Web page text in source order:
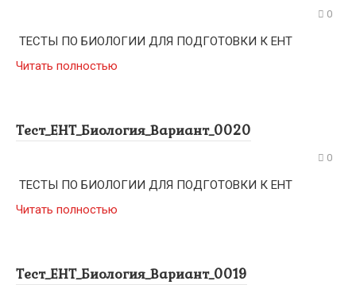
0
ТЕСТЫ ПО БИОЛОГИИ ДЛЯ ПОДГОТОВКИ К ЕНТ
Читать полностью
Тест_ЕНТ_Биология_Вариант_0020
0
ТЕСТЫ ПО БИОЛОГИИ ДЛЯ ПОДГОТОВКИ К ЕНТ
Читать полностью
Тест_ЕНТ_Биология_Вариант_0019